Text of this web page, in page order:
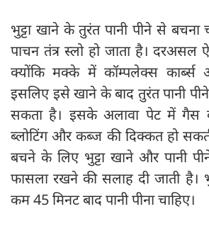
भुट्टा खाने के तुरंत पानी पीने से बचना
पाचन तंत्र स्लो हो जाता है। दरअसल
क्योंकि मक्के में कॉम्पलेक्स कार्ब्स
इसलिए इसे खाने के बाद तुरंत पानी
सकता है। इसके अलावा पेट में गैस
ब्लोटिंग और कब्ज की दिक्कत हो
बचने के लिए भुट्टा खाने और पानी
फासला रखने की सलाह दी जाती है।
कम 45 मिनट बाद पानी पीना चाहिए।